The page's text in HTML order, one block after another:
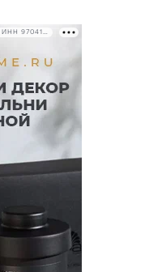
РЕКЛАМА • ООО «ДРУЖБА» ИНН 9704146411